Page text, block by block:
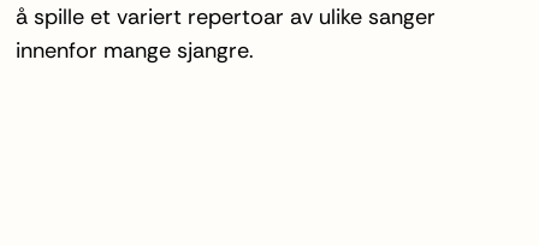
å spille et variert repertoar av ulike sanger
innenfor mange sjangre.